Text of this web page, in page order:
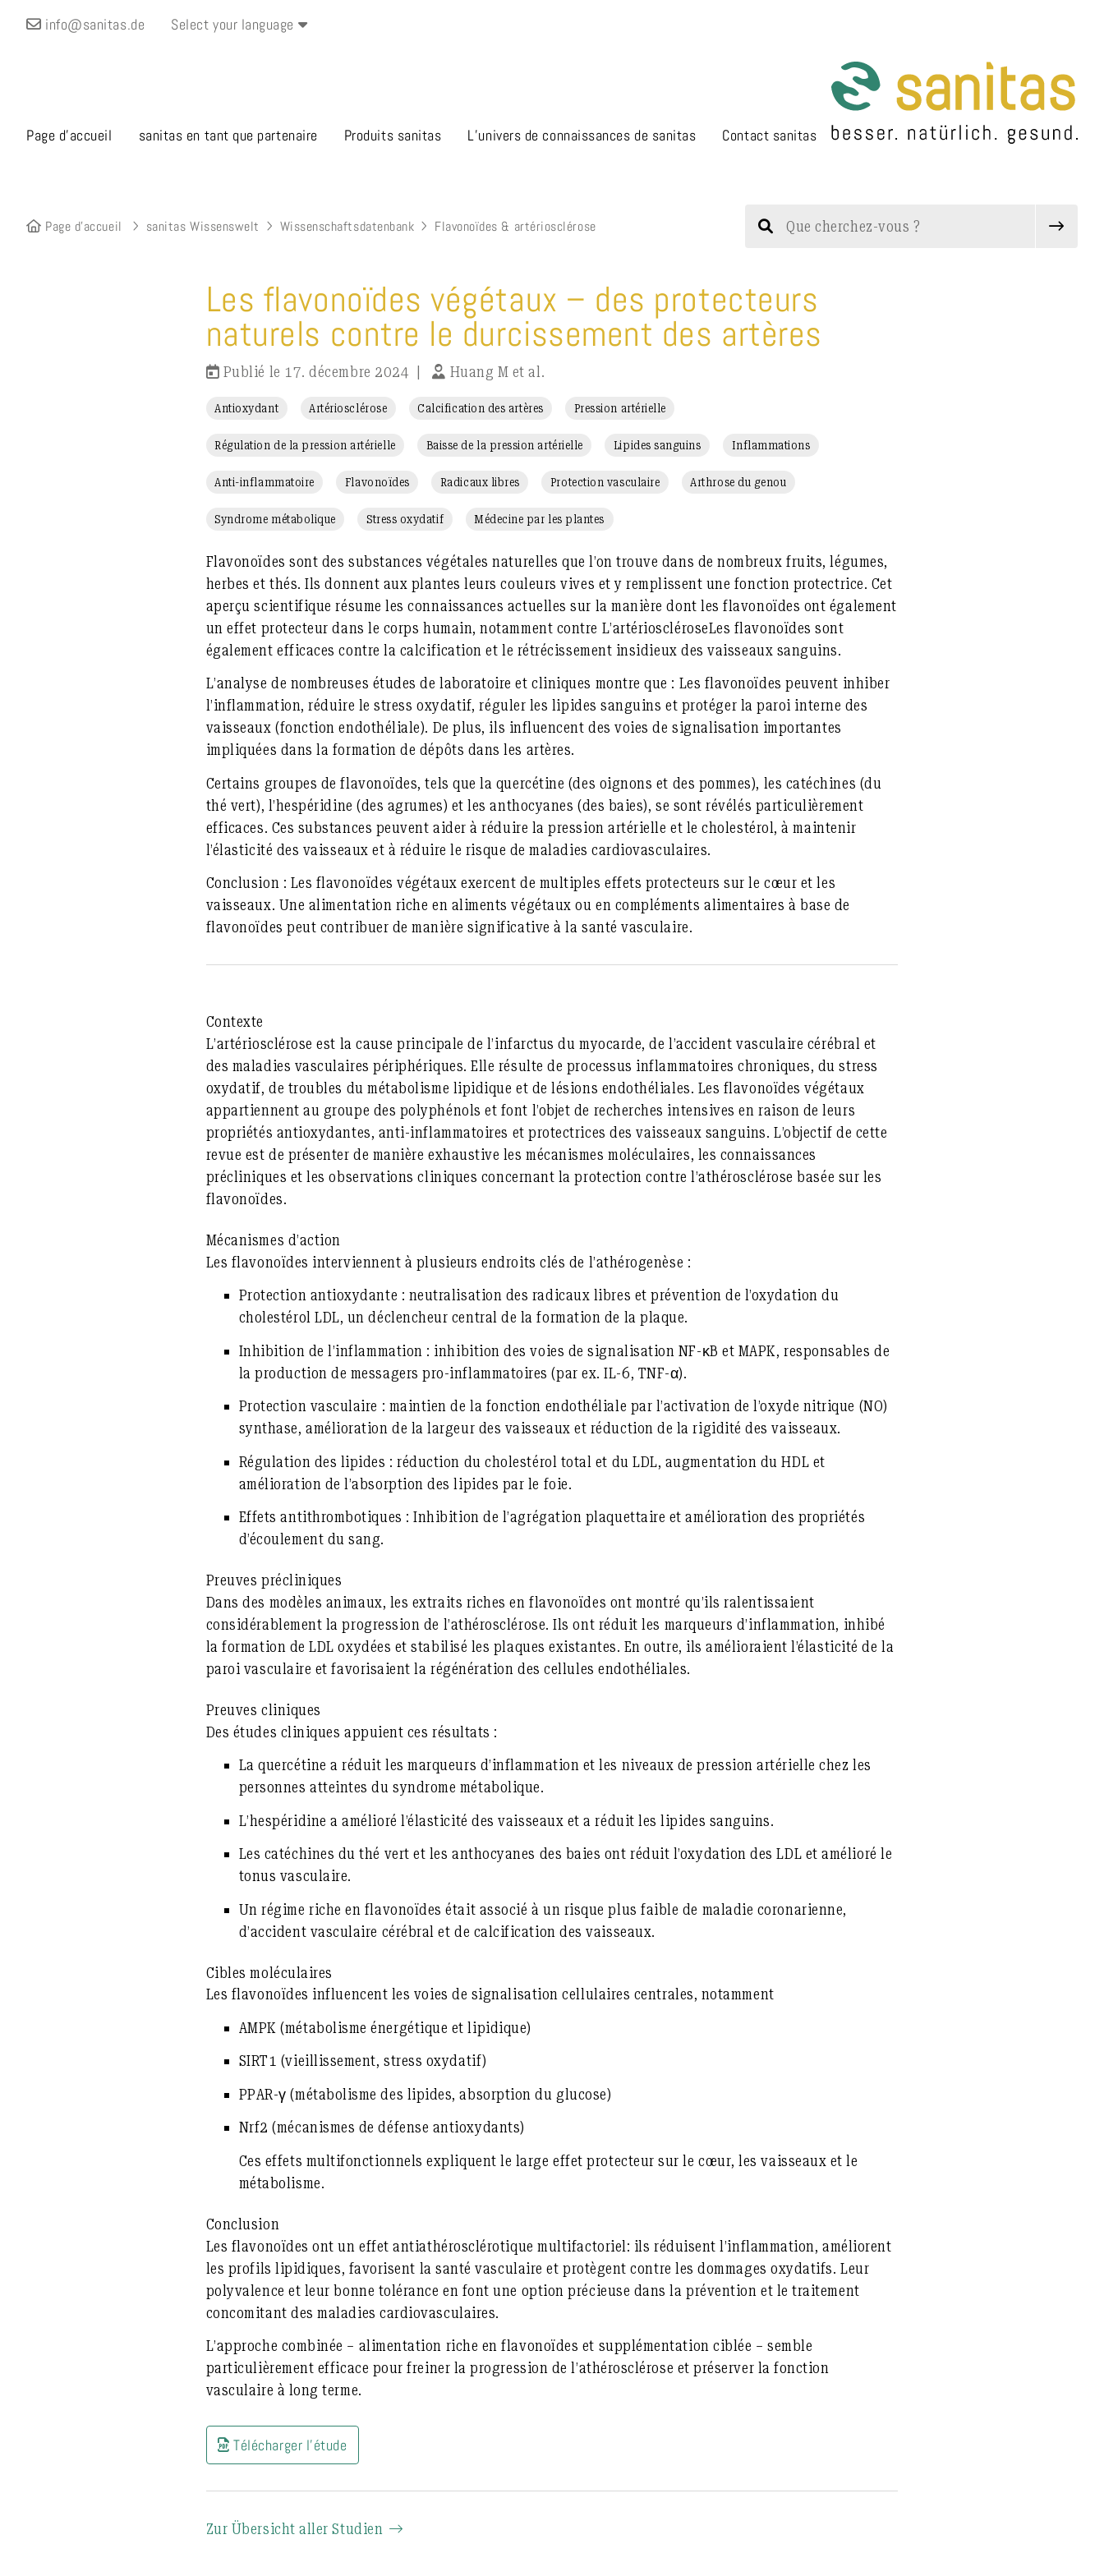
info@sanitas.de Select your language
Page d’accueil sanitas en tant que partenaire Produits sanitas L’univers de connaissances de sanitas Contact sanitas
Page d’accueil sanitas Wissenswelt Wissenschaftsdatenbank Flavonoïdes & artériosclérose
Les flavonoïdes végétaux – des protecteurs
naturels contre le durcissement des artères
Publié le 17. décembre 2024 Huang M et al.
Antioxydant Artériosclérose Calcification des artères Pression artérielle
Régulation de la pression artérielle Baisse de la pression artérielle Lipides sanguins Inflammations
Anti-inflammatoire Flavonoïdes Radicaux libres Protection vasculaire Arthrose du genou
Syndrome métabolique Stress oxydatif Médecine par les plantes
Flavonoïdes sont des substances végétales naturelles que l’on trouve dans de nombreux fruits, légumes,
herbes et thés. Ils donnent aux plantes leurs couleurs vives et y remplissent une fonction protectrice. Cet
aperçu scientifique résume les connaissances actuelles sur la manière dont les flavonoïdes ont également
un effet protecteur dans le corps humain, notamment contre L’artérioscléroseLes flavonoïdes sont
également efficaces contre la calcification et le rétrécissement insidieux des vaisseaux sanguins.
L’analyse de nombreuses études de laboratoire et cliniques montre que : Les flavonoïdes peuvent inhiber
l’inflammation,réduire le stress oxydatif,réguler les lipides sanguins et protéger laparoi interne des
vaisseaux (fonction endothéliale). De plus, ils influencent des voies de signalisation importantes
impliquées dans la formation de dépôts dans les artères.
Certains groupes de flavonoïdes, tels que la quercétine (des oignons et des pommes), les catéchines (du
thé vert), l’hespéridine (des agrumes) et les anthocyanes (des baies), se sont révélés particulièrement
efficaces. Ces substances peuvent aider àréduire la pression artérielle et le cholestérol, à maintenir
l’élasticité des vaisseaux et à réduirele risque de maladies cardiovasculaires.
Conclusion : Les flavonoïdes végétaux exercent de multiples effets protecteurs sur le cœur et les
vaisseaux. Une alimentation riche en aliments végétaux ou en compléments alimentaires à base de
flavonoïdes peut contribuer de manière significative à la santé vasculaire.
Contexte
L’artériosclérose est la cause principale de l’infarctus du myocarde, de l’accident vasculaire cérébral et
des maladies vasculaires périphériques. Elle résulte de processus inflammatoires chroniques, du stress
oxydatif, de troubles du métabolisme lipidique et de lésions endothéliales. Les flavonoïdes végétaux
appartiennent au groupe des polyphénols et font l’objet de recherches intensives en raison de leurs
propriétés antioxydantes, anti-inflammatoires et protectrices des vaisseaux sanguins. L’objectif de cette
revue est de présenter de manière exhaustive lesmécanismes moléculaires, les connaissances
précliniques etles observations cliniques concernant la protection contre l’athérosclérose basée sur les
flavonoïdes.
Mécanismes d’action
Les flavonoïdes interviennent à plusieurs endroits clés de l’athérogenèse :
Protection antioxydante : neutralisation des radicaux libres et prévention de l’oxydation du
cholestérol LDL, un déclencheur central de la formation de la plaque.
Inhibition de l’inflammation : inhibition des voies de signalisation NF-κB et MAPK, responsables de
la production de messagers pro-inflammatoires (par ex. IL-6, TNF-α).
Protection vasculaire : maintien de la fonction endothéliale par l’activation de l’oxyde nitrique (NO)
synthase, amélioration de la largeur des vaisseaux et réduction de la rigidité des vaisseaux.
Régulation des lipides : réduction du cholestérol total et du LDL, augmentation du HDL et
amélioration de l’absorption des lipides par le foie.
Effets antithrombotiques : Inhibition de l’agrégation plaquettaire et amélioration des propriétés
d’écoulement du sang.
Preuves précliniques
Dans des modèles animaux, les extraits riches en flavonoïdes ont montré qu’ils ralentissaient
considérablement la progression de l’athérosclérose. Ils ont réduit les marqueurs d’inflammation, inhibé
la formation de LDL oxydées et stabilisé les plaques existantes. En outre, ils amélioraient l’élasticité de la
paroi vasculaire et favorisaient la régénération des cellules endothéliales.
Preuves cliniques
Des études cliniques appuient ces résultats :
La quercétine a réduit les marqueurs d’inflammation et les niveaux de pression artérielle chez les
personnes atteintes du syndrome métabolique.
L’hespéridine a amélioré l’élasticité des vaisseaux et a réduit les lipides sanguins.
Les catéchines du thé vert et les anthocyanes des baies ont réduit l’oxydation des LDL et amélioré le
tonus vasculaire.
Un régime riche en flavonoïdes était associé à un risque plus faible de maladie coronarienne,
d’accident vasculaire cérébral et de calcification des vaisseaux.
Cibles moléculaires
Les flavonoïdes influencent les voies de signalisation cellulaires centrales, notamment
AMPK (métabolisme énergétique et lipidique)
SIRT1 (vieillissement, stress oxydatif)
PPAR-γ (métabolisme des lipides, absorption du glucose)
Nrf2 (mécanismes de défense antioxydants)
Ces effets multifonctionnels expliquent le large effet protecteur sur le cœur, les vaisseaux et le
métabolisme.
Conclusion
Les flavonoïdes ont uneffet antiathérosclérotique multifactoriel: ils réduisent l’inflammation, améliorent
les profils lipidiques, favorisent la santé vasculaire et protègent contre les dommages oxydatifs. Leur
polyvalence et leur bonne tolérance en font une option précieuse dans la prévention et le traitement
concomitant des maladies cardiovasculaires.
L’approche combinée – alimentation riche en flavonoïdes et supplémentation ciblée – semble
particulièrement efficace pour freiner la progression de l’athérosclérose et préserver la fonction
vasculaire à long terme.
Télécharger l'étude
Zur Übersicht aller Studien